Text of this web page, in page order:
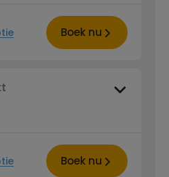
Boek nu
Boek nu